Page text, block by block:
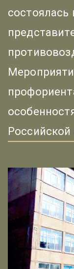
состоялась